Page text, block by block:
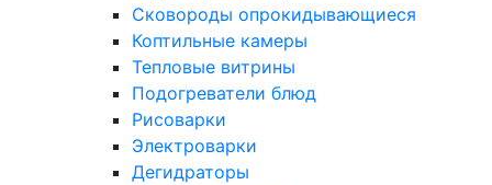
Сковороды опрокидывающиеся
Коптильные камеры
Тепловые витрины
Подогреватели блюд
Рисоварки
Электроварки
Дегидраторы